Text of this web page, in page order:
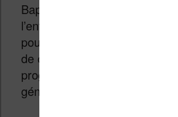
Baptisé Carta 1200 et conçu
l’entreprise E Ink, cet écran
pouces est remarquable de
de contraste. On note une
progression par rapport à
génération.